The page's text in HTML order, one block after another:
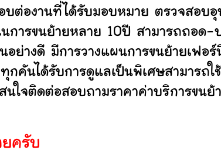
บต่องานที่ได้รับมอบหมาย ตรวจสอบ
การขนย้ายหลาย 10ปี สามารถถอด-
อย่างดี มีการวางแผนการขนย้ายเฟอร์
กคันได้รับการดูแลเป็นพิเศษสามารถ
จติดต่อสอบถามราคาค่าบริการขนย้
ยครับ